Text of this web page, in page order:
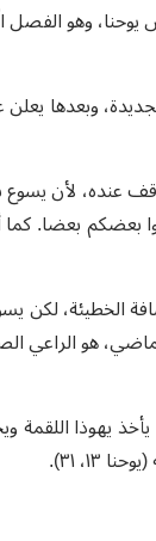
(يوحنا ١٣، ٣١– ٣٥) مأخوذ من الفصل ١٣ من
خيانة يهوذا (١٣، ٢١). ثم يتكلم عن
عنده، لأن
بعضا. كما
لكن
هو الراعي
يأخذ يهوذا
٣١).